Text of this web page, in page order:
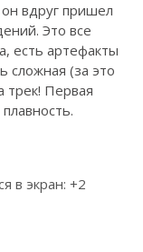
вдруг пришел
Это все
есть артефакты
сложная (за это
трек! Первая
в экран: +2